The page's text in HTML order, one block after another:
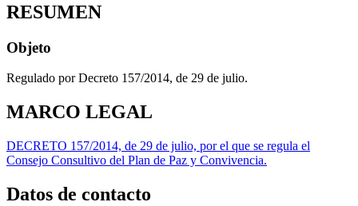
RESUMEN
Objeto
Regulado por Decreto 157/2014, de 29 de julio.
MARCO LEGAL
DECRETO 157/2014, de 29 de julio, por el que se regula el
Consejo Consultivo del Plan de Paz y Convivencia.
Datos de contacto